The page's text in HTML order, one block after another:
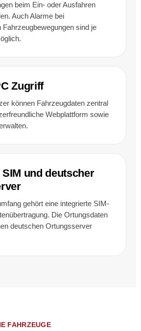
beim Ein- oder Ausfahren
Auch Alarme bei
Fahrzeugbewegungen sind je
Zugriff
können Fahrzeugdaten zentral
Webplattform sowie
und deutscher
gehört eine integrierte SIM-
Die Ortungsdaten
deutschen Ortungsserver
FAHRZEUGE